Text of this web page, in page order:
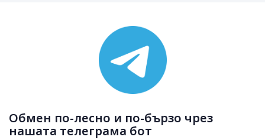
Обмен по-лесно и по-бързо чрез
нашата телеграма бот